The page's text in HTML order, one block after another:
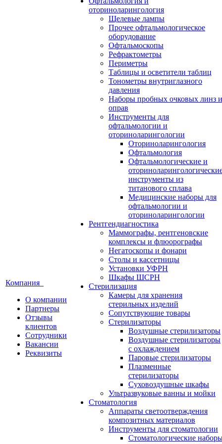
Компания
О компании
Партнеры
Отзывы
клиентов
Сотрудники
Вакансии
Реквизиты
оториноларингология
Щелевые лампы
Прочее офтальмологическое
оборудование
Офтальмоскопы
Рефрактометры
Периметры
Таблицы и осветители таблиц
Тонометры внутриглазного
давления
Наборы пробных очковых линз и
оправ
Инструменты для
офтальмологии и
оториноларингологии
Оториноларингология
Офтальмология
Офтальмологические и
инструменты из
титанового сплава
Медицинские наборы для
офтальмологии и
оториноларингологии
Рентгендиагностика
Маммографы, рентгеновские
комплексы и флюорографы
Негатоскопы и фонари
Столы и кассетницы
Установки УФРН
Шкафы ШСРН
Стерилизация
Камеры для хранения
стерильных изделий
Сопутствующие товары
Стерилизаторы
Воздушные стерилизаторы
Воздушные стерилизаторы
с охлаждением
Паровые стерилизаторы
Плазменные
стерилизаторы
Суховоздушные шкафы
Ультразвуковые ванны и мойки
Стоматология
Аппараты светоотверждения
композитных материалов
Инструменты для стоматологии
Стоматологические